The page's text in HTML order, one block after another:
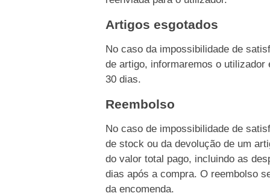
Artigos esgotados
No caso da impossibilidade de
de artigo, informaremos o
30 dias.
Reembolso
No caso de impossibilidade de
de stock ou da devolução de um
do valor total pago, incluindo as
dias após a compra. O reembolso
da encomenda.